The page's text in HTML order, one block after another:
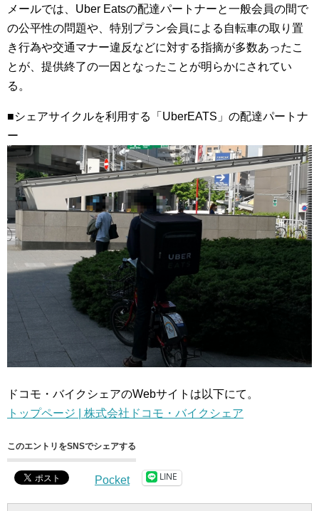
メールでは、Uber Eatsの配達パートナーと一般会員の間で
の公平性の問題や、特別プラン会員による自転車の取り置
き行為や交通マナー違反などに対する指摘が多数あったこ
とが、提供終了の一因となったことが明らかにされてい
る。
■シェアサイクルを利用する「UberEATS」の配達パートナ
ー
ドコモ・バイクシェアのWebサイトは以下にて。
トップページ | 株式会社ドコモ・バイクシェア
このエントリをSNSでシェアする
Pocket LINE